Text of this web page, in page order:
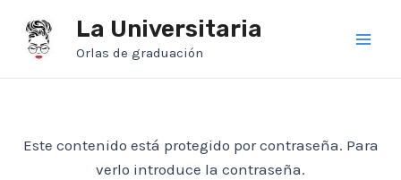
contenido
La Universitaria
Orlas de graduación
Este contenido está protegido por contraseña. Para
verlo introduce la contraseña.